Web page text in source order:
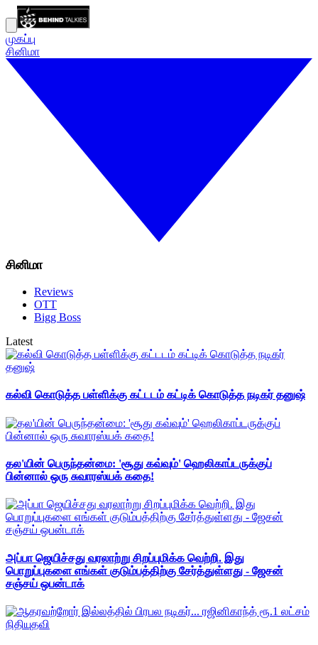
முகப்பு
சினிமா
சினிமா
Reviews
OTT
Bigg Boss
Latest
கல்வி கொடுத்த பள்ளிக்கு கட்டடம் கட்டிக் கொடுத்த நடிகர் தனுஷ்
தல'யின் பெருந்தன்மை: 'சூது கவ்வும்' ஹெலிகாப்டருக்குப்
பின்னால் ஒரு சுவாரஸ்யக் கதை!
அப்பா ஜெயிச்சது வரலாற்று சிறப்புமிக்க வெற்றி. இது
பொறுப்புகளை எங்கள் குடும்பத்திற்கு சேர்த்துள்ளது - ஜேசன்
சஞ்சய் ஒபன்டாக்